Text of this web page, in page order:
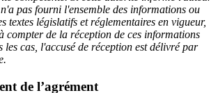
pas fourni l'ensemble des informations ou
textes législatifs et réglementaires en vigueur,
compter de la réception de ces informations
les cas, l'accusé de réception est délivré par
de l’agrément